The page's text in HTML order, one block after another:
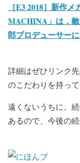
［E3 2018］新作
MACHINA」は，
郎プロデューサー
詳細はぜひリンク
のこだわりを持っ
遠くないうちに、
あるので、今後の